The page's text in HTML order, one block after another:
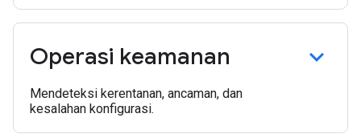
Operasi keamanan
Mendeteksi kerentanan, ancaman, dan
kesalahan konfigurasi.